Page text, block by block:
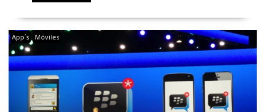
App´s Móviles